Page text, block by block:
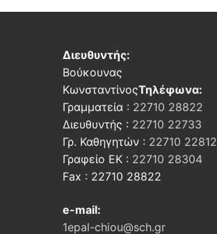
Διευθυντής:
Βούκουνας
ΚωνσταντίνοςΤηλέφωνα:
Γραμματεία : 22710 28822
Διευθυντής : 22710 22733
Γρ. Καθηγητών : 22710 22812
Γραφείο ΕΚ : 22710 28304
Fax : 22710 28822
e-mail:
1epal-chiou@sch.gr